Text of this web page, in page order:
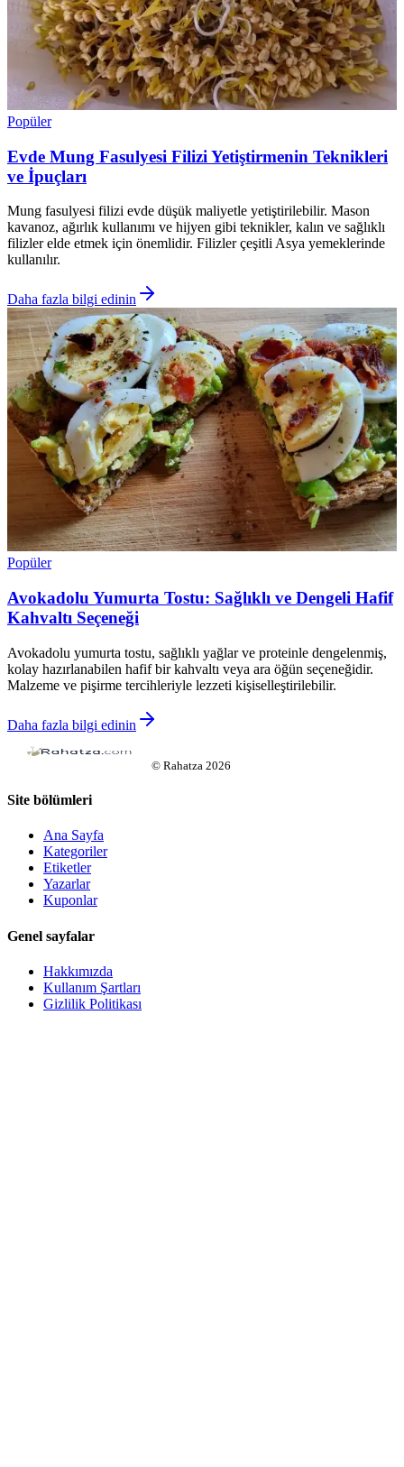
Popüler
Evde Mung Fasulyesi Filizi Yetiştirmenin Teknikleri
ve İpuçları
Mung fasulyesi filizi evde düşük maliyetle yetiştirilebilir. Mason
kavanoz, ağırlık kullanımı ve hijyen gibi teknikler, kalın ve sağlıklı
filizler elde etmek için önemlidir. Filizler çeşitli Asya yemeklerinde
kullanılır.
Daha fazla bilgi edinin
Popüler
Avokadolu Yumurta Tostu: Sağlıklı ve Dengeli Hafif
Kahvaltı Seçeneği
Avokadolu yumurta tostu, sağlıklı yağlar ve proteinle dengelenmiş,
kolay hazırlanabilen hafif bir kahvaltı veya ara öğün seçeneğidir.
Malzeme ve pişirme tercihleriyle lezzeti kişiselleştirilebilir.
Daha fazla bilgi edinin
© Rahatza 2026
Site bölümleri
Ana Sayfa
Kategoriler
Etiketler
Yazarlar
Kuponlar
Genel sayfalar
Hakkımızda
Kullanım Şartları
Gizlilik Politikası